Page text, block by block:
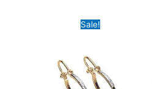
Sale!